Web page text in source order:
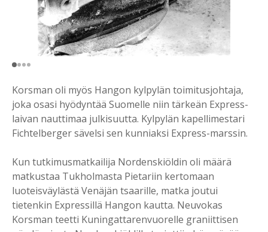
Korsman oli myös Hangon kylpylän toimitusjohtaja,
joka osasi hyödyntää Suomelle niin tärkeän Express-
laivan nauttimaa julkisuutta. Kylpylän kapellimestari
Fichtelberger sävelsi sen kunniaksi Express-marssin.
Kun tutkimusmatkailija Nordenskiöldin oli määrä
matkustaa Tukholmasta Pietariin kertomaan
luoteisväylästä Venäjän tsaarille, matka joutui
tietenkin Expressillä Hangon kautta. Neuvokas
Korsman teetti Kuningattarenvuorelle graniittisen